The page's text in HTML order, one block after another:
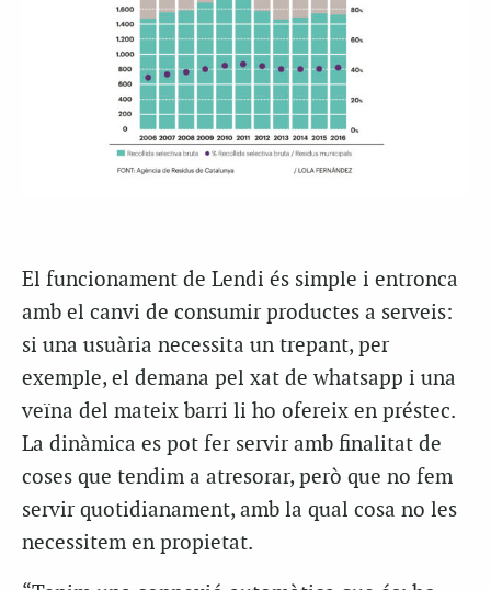
El funcionament de Lendi és simple i entronca
amb el canvi de consumir productes a serveis:
si una usuària necessita un trepant, per
exemple, el demana pel xat de whatsapp i una
veïna del mateix barri li ho ofereix en préstec.
La dinàmica es pot fer servir amb finalitat de
coses que tendim a atresorar, però que no fem
servir quotidianament, amb la qual cosa no les
necessitem en propietat.